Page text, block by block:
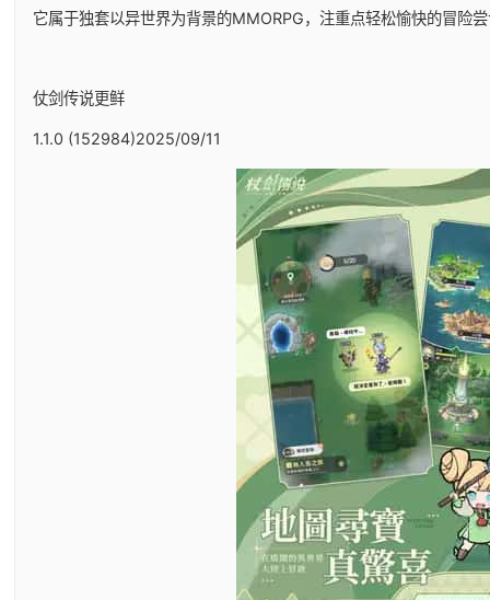
它属于独套以异世界为背景的MMORPG，注重点轻松愉快的冒险
仗剑传说更鲜
1.1.0 (152984)2025/09/11